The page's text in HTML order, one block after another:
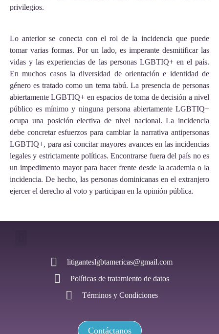
privilegios.
Lo anterior se conecta con el rol de la incidencia que puede
tomar varias formas. Por un lado, es imperante desmitificar las
vidas y las experiencias de las personas LGBTIQ+ en el país.
En muchos casos la diversidad de orientación e identidad de
género es tratado como un tema tabú. La presencia de personas
abiertamente LGBTIQ+ en espacios de toma de decisión a nivel
público es mínimo y ninguna persona abiertamente LGBTIQ+
ocupa una posición electiva de nivel nacional. La incidencia
debe concretar esfuerzos para cambiar la narrativa antipersonas
LGBTIQ+, para así concitar mayores avances en las incidencias
legales y estrictamente políticas. Encontrarse fuera del país no es
un impedimento mayor para hacer frente desde la academia o la
incidencia. De hecho, las personas dominicanas en el extranjero
ejercer el derecho al voto y participan en la opinión pública.
litiganteslgbtamericas@gmail.com
Políticas de tratamiento de datos
Términos y Condiciones
Contáctanos